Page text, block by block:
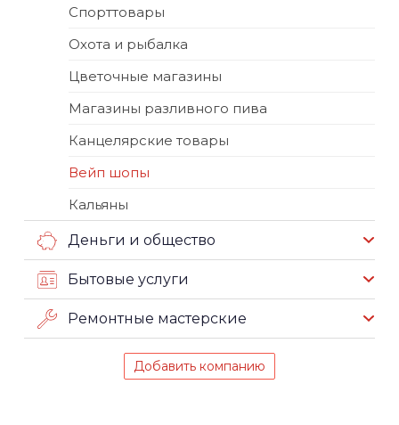
Спорттовары
Охота и рыбалка
Цветочные магазины
Магазины разливного пива
Канцелярские товары
Вейп шопы
Кальяны
Деньги и общество
Бытовые услуги
Ремонтные мастерские
Добавить компанию